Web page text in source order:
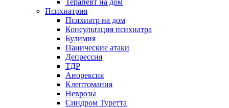
Терапевт на дом
Психиатрия
Психиатр на дом
Консультация психиатра
Булимия
Панические атаки
Депрессия
ТДР
Анорексия
Клептомания
Неврозы
Синдром Туретта